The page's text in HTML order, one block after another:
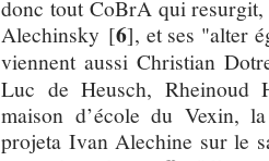
donc tout CoBrA qui
Alechinsky [6], et ses "alter
viennent aussi Christian
Luc de Heusch, Rheinoud
maison d’école du Vexin,
projeta Ivan Alechine sur le